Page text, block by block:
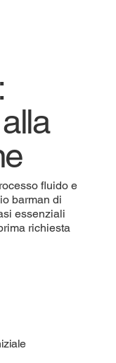
fluido e
barman di
essenziali
richiesta